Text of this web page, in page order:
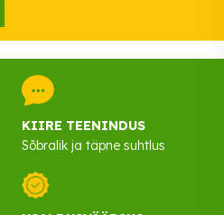
KIIRE TEENINDUS
Sõbralik ja täpne suhtlus